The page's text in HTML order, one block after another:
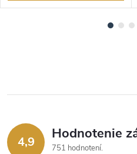
4,9 Hodnotenie
751 hodnotení